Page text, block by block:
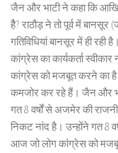
जैन और भाटी ने कहा कि
हैै? राठौड़ ने तो पूर्व में
गतिविधियां बानसूर में ही
कांग्रेस का कार्यकर्ता
कांग्रेस को मजबूत करने का
कमजोर कर रहे हैं। जैन और
गत 8 वर्षों से अजमेर की
निकट नांद है। उन्होंने गत 8
आज जो लोग कांग्रेस को